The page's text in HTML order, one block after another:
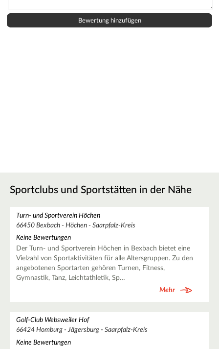
Sportclubs und Sportstätten in der Nähe
Turn- und Sportverein Höchen
66450 Bexbach - Höchen - Saarpfalz-Kreis
Keine Bewertungen
Der Turn- und Sportverein Höchen in Bexbach bietet eine
Vielzahl von Sportaktivitäten für alle Altersgruppen. Zu den
angebotenen Sportarten gehören Turnen, Fitness,
Gymnastik, Tanz, Leichtathletik, Sp…
Mehr
Golf-Club Websweiler Hof
66424 Homburg - Jägersburg - Saarpfalz-Kreis
Keine Bewertungen